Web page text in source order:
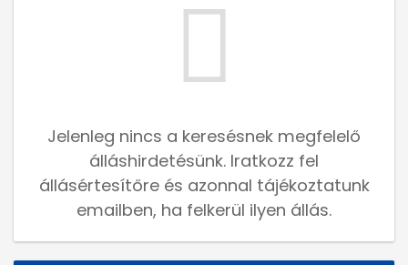
Jelenleg nincs a keresésnek megfelelő
álláshirdetésünk. Iratkozz fel
állásértesítőre és azonnal tájékoztatunk
emailben, ha felkerül ilyen állás.